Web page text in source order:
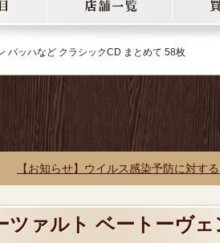
バッハなど クラシックCD まとめて 58枚
【お知らせ】ウイルス感染予防に対す
ツァルト ベートーヴ